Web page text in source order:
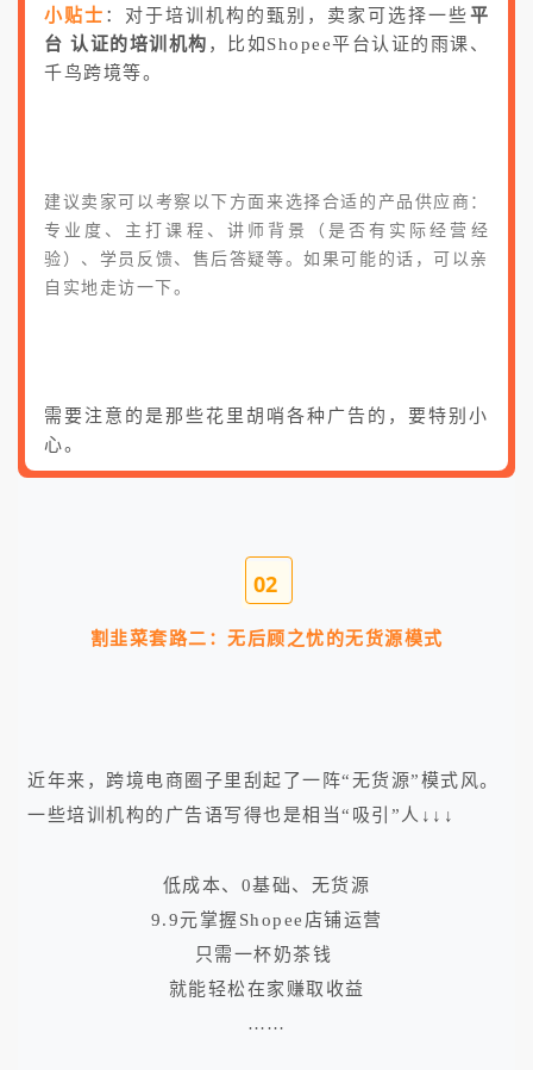
小贴士 ：对于培训机构的甄别，卖家可选择一些平
台 认证的培训机构 ，比如Shopee平台认证的雨课、
千鸟跨境等。
建议卖家可以考察以下方面来选择合适的产品供应商：
专业度、主打课程、讲师背景（是否有实际经营经
验）、学员反馈、售后答疑等。如果可能的话，可以亲
自实地走访一下。
需要注意的是那些花里胡哨各种广告的，要特别小
心。
02
割韭菜套路二： 无后顾之忧的无货源模式
近年来，跨境电商圈子里刮起了一阵“无货源”模式风。
一些培训机构的广告语写得也是相当“吸引”人↓↓↓
低成本、 0基础、无货源
9.9元掌握Shopee店铺运营
只需一杯奶茶钱
就能轻松在家赚取收益
……